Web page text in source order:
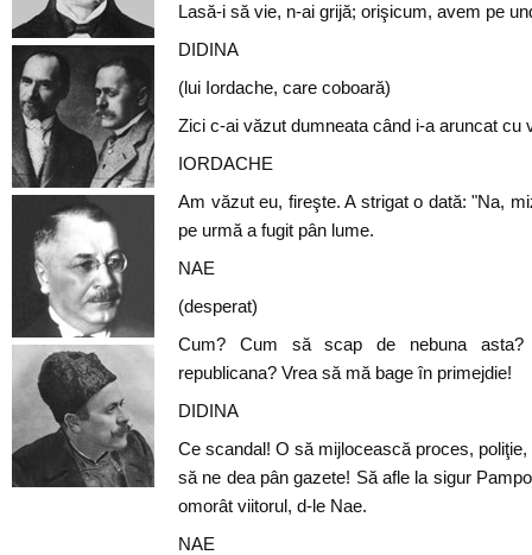
Lasă-i să vie, n-ai grijă; orişicum, avem pe
DIDINA
(lui Iordache, care coboară)
Zici c-ai văzut dumneata când i-a aruncat cu
IORDACHE
Am văzut eu, fireşte. A strigat o dată: "Na,
pe urmă a fugit pân lume.
NAE
(desperat)
Cum? Cum să scap de nebuna
republicana? Vrea să mă bage în primejdie!
DIDINA
Ce scandal! O să mijlocească proces,
să ne dea pân gazete! Să afle la sigur
omorât viitorul, d-le Nae.
NAE